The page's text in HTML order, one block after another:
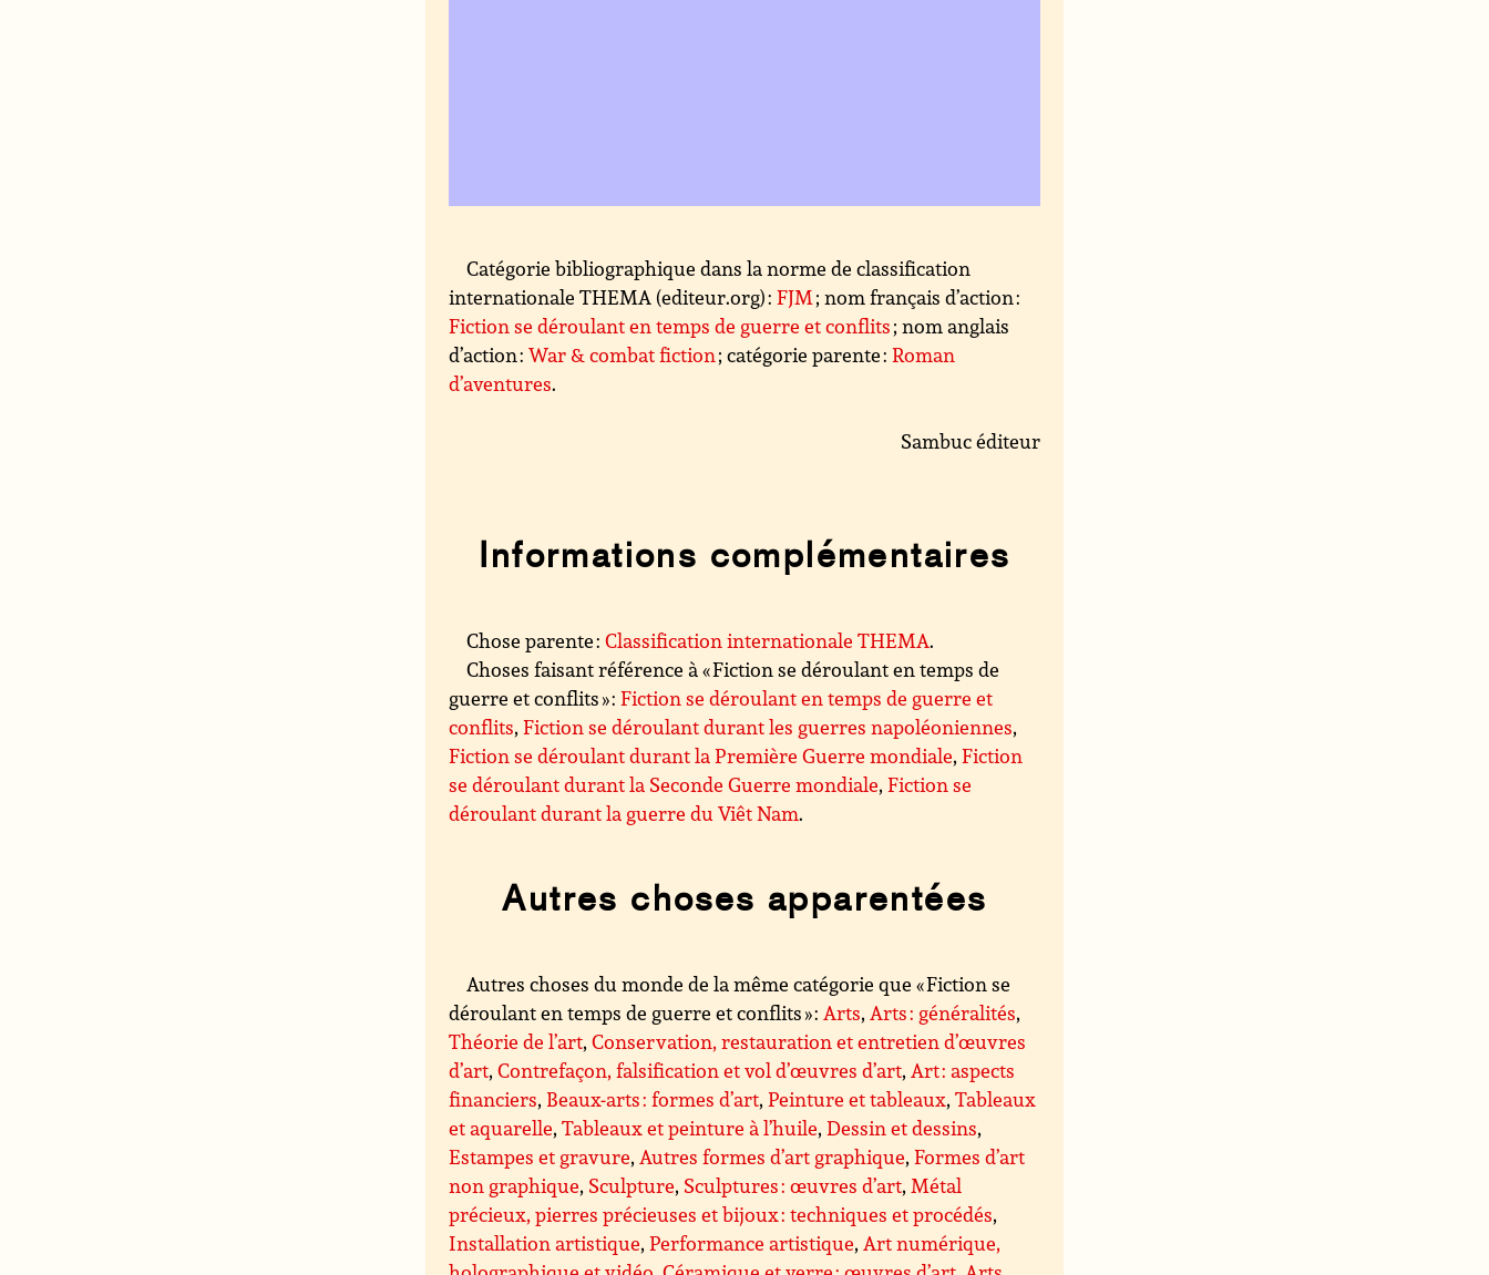
Catégorie bibliographique dans la norme de classification
internationale THEMA (editeur.org) :FJM; nom français d’action :
Fiction se déroulant en temps de guerre et conflits; nom anglais
d’action :War & combat fiction; catégorie parente :Roman
d’aventures.
Sambuc éditeur
Informations complémentaires
Chose parente :Classification internationale THEMA.
Choses faisant référence à « Fiction se déroulant en temps de
guerre et conflits » :Fiction se déroulant en temps de guerre et
conflits,Fiction se déroulant durant les guerres napoléoniennes,
Fiction se déroulant durant la Première Guerre mondiale,Fiction
se déroulant durant la Seconde Guerre mondiale,Fiction se
déroulant durant la guerre du Viêt Nam.
Autres choses apparentées
Autres choses du monde de la même catégorie que « Fiction se
déroulant en temps de guerre et conflits » :Arts,Arts : généralités,
Théorie de l’art,Conservation, restauration et entretien d’œuvres
d’art,Contrefaçon, falsification et vol d’œuvres d’art,Art : aspects
financiers, Beaux-arts : formes d’art,Peinture et tableaux,Tableaux
et aquarelle,Tableaux et peinture à l’huile,Dessin et dessins,
Estampes et gravure,Autres formes d’art graphique,Formes d’art
non graphique, Sculpture, Sculptures : œuvres d’art,Métal
précieux, pierres précieuses et bijoux : techniques et procédés,
Installation artistique,Performance artistique,Art numérique,